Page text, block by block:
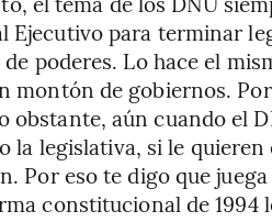
para terminar
poderes. Lo hace el
montón de gobiernos.
obstante, aún cuando el
la legislativa, si le
Por eso te digo que
constitucional de 1994